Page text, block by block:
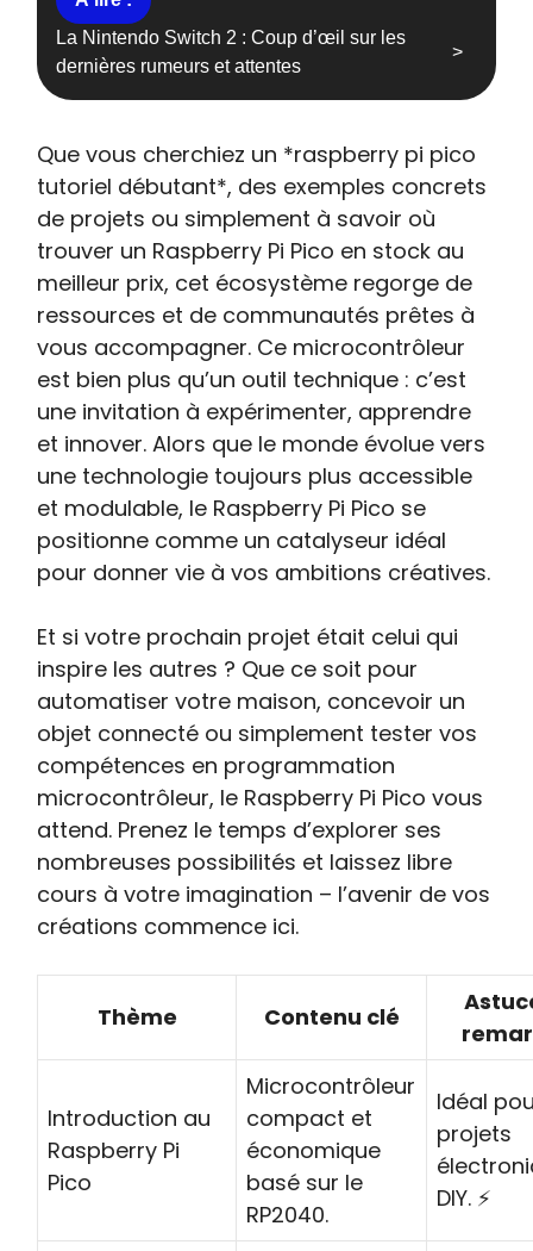
La Nintendo Switch 2 : Coup d’œil sur les
dernières rumeurs et attentes
Que vous cherchiez un *raspberry pi pico
tutoriel débutant*, des exemples concrets
de projets ou simplement à savoir où
trouver un Raspberry Pi Pico en stock au
meilleur prix, cet écosystème regorge de
ressources et de communautés prêtes à
vous accompagner. Ce microcontrôleur
est bien plus qu’un outil technique : c’est
une invitation à expérimenter, apprendre
et innover. Alors que le monde évolue vers
une technologie toujours plus accessible
et modulable, le Raspberry Pi Pico se
positionne comme un catalyseur idéal
pour donner vie à vos ambitions créatives.
Et si votre prochain projet était celui qui
inspire les autres ? Que ce soit pour
automatiser votre maison, concevoir un
objet connecté ou simplement tester vos
compétences en programmation
microcontrôleur, le Raspberry Pi Pico vous
attend. Prenez le temps d’explorer ses
nombreuses possibilités et laissez libre
cours à votre imagination – l’avenir de vos
créations commence ici.
Thème Contenu clé
Introduction au
Raspberry Pi
Pico
Microcontrôleur
compact et
économique
basé sur le
RP2040.
Idéal
projets
DIY. ⚡